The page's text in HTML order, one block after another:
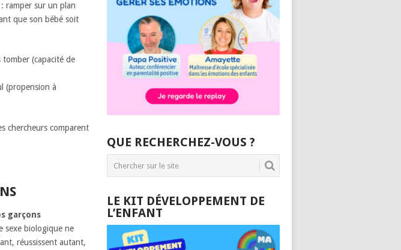
ramper sur un plan
que son bébé soit
(capacité de
(propension à
chercheurs comparent
garçons
sexe biologique ne
réussissent autant,
QUE RECHERCHEZ-VOUS ?
LE KIT DÉVELOPPEMENT DE
L’ENFANT